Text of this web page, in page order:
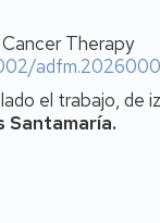
Therapy
el trabajo, de
Santamaría.